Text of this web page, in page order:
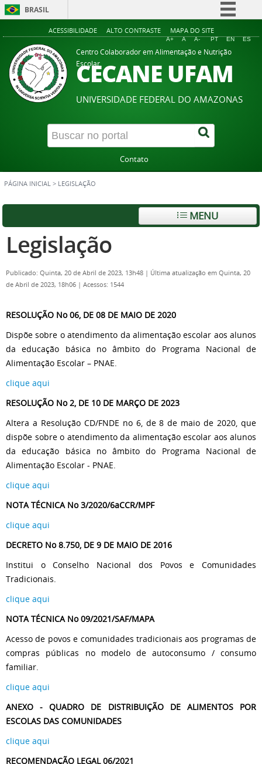
BRASIL
Simplifique!
Comunica BR
Participe
Acesso à informação
Legislação
Canais
ACESSIBILIDADE ALTO CONTRASTE MAPA DO SITE
A+ A A- PT EN ES
Centro Colaborador em Alimentação e Nutrição
Escolar
CECANE UFAM
UNIVERSIDADE FEDERAL DO AMAZONAS
Contato
PÁGINA INICIAL > LEGISLAÇÃO
MENU
Legislação
Publicado: Quinta, 20 de Abril de 2023, 13h48 | Última atualização em Quinta, 20
de Abril de 2023, 18h06 | Acessos: 1544
RESOLUÇÃO No 06, DE 08 DE MAIO DE 2020
Dispõe sobre o atendimento da alimentação escolar aos alunos
da educação básica no âmbito do Programa Nacional de
Alimentação Escolar – PNAE.
clique aqui
RESOLUÇÃO No 2, DE 10 DE MARÇO DE 2023
Altera a Resolução CD/FNDE no 6, de 8 de maio de 2020, que
dispõe sobre o atendimento da alimentação escolar aos alunos
da educação básica no âmbito do Programa Nacional de
Alimentação Escolar - PNAE.
clique aqui
NOTA TÉCNICA No 3/2020/6aCCR/MPF
clique aqui
DECRETO No 8.750, DE 9 DE MAIO DE 2016
Institui o Conselho Nacional dos Povos e Comunidades
Tradicionais.
clique aqui
NOTA TÉCNICA No 09/2021/SAF/MAPA
Acesso de povos e comunidades tradicionais aos programas de
compras públicas no modelo de autoconsumo / consumo
familiar.
clique aqui
ANEXO - QUADRO DE DISTRIBUIÇÃO DE ALIMENTOS POR
ESCOLAS DAS COMUNIDADES
clique aqui
RECOMENDAÇÃO LEGAL 06/2021